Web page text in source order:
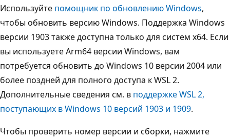
Используйте помощник по обновлению Windows,
чтобы обновить версию Windows. Поддержка Windows
версии 1903 также доступна только для систем x64. Если
вы используете Arm64 версии Windows, вам
потребуется обновить до Windows 10 версии 2004 или
более поздней для полного доступа к WSL 2.
Дополнительные сведения см. в поддержке WSL 2,
поступающих в Windows 10 версий 1903 и 1909.
Чтобы проверить номер версии и сборки, нажмите